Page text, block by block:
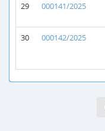
29
000141/2025
30
000142/2025